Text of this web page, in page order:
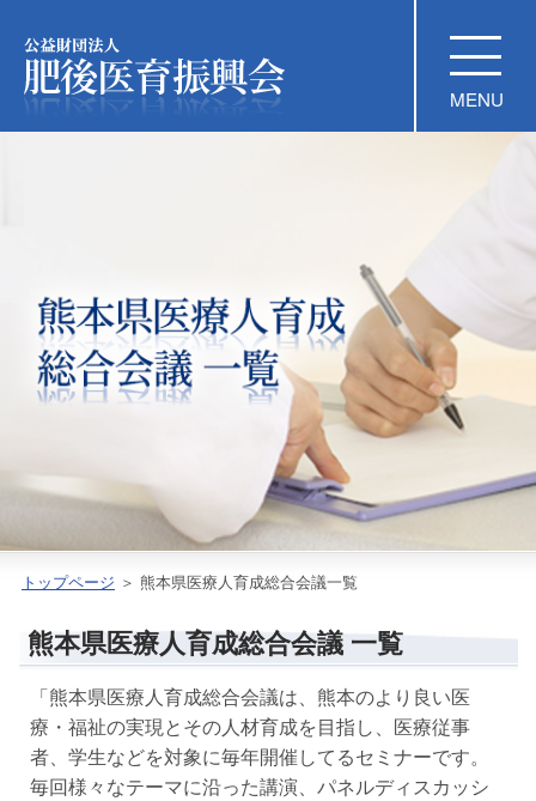
公益財団法人 肥後医育振興
トップページ ＞ 熊本県医療人育成総合会議一覧
熊本県医療人育成総合会議 一覧
「熊本県医療人育成総合会議は、熊本のより良い医
療・福祉の実現とその人材育成を目指し、医療従事
者、学生などを対象に毎年開催してるセミナーです。
毎回様々なテーマに沿った講演、パネルディスカッシ